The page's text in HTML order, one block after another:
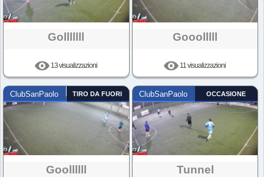
Golllllll
13 visualizzazioni
Gooolllll
11 visualizzazioni
ClubSanPaolo TIRO DA FUORI
Goollllll
ClubSanPaolo OCCASIONE
Tunnel